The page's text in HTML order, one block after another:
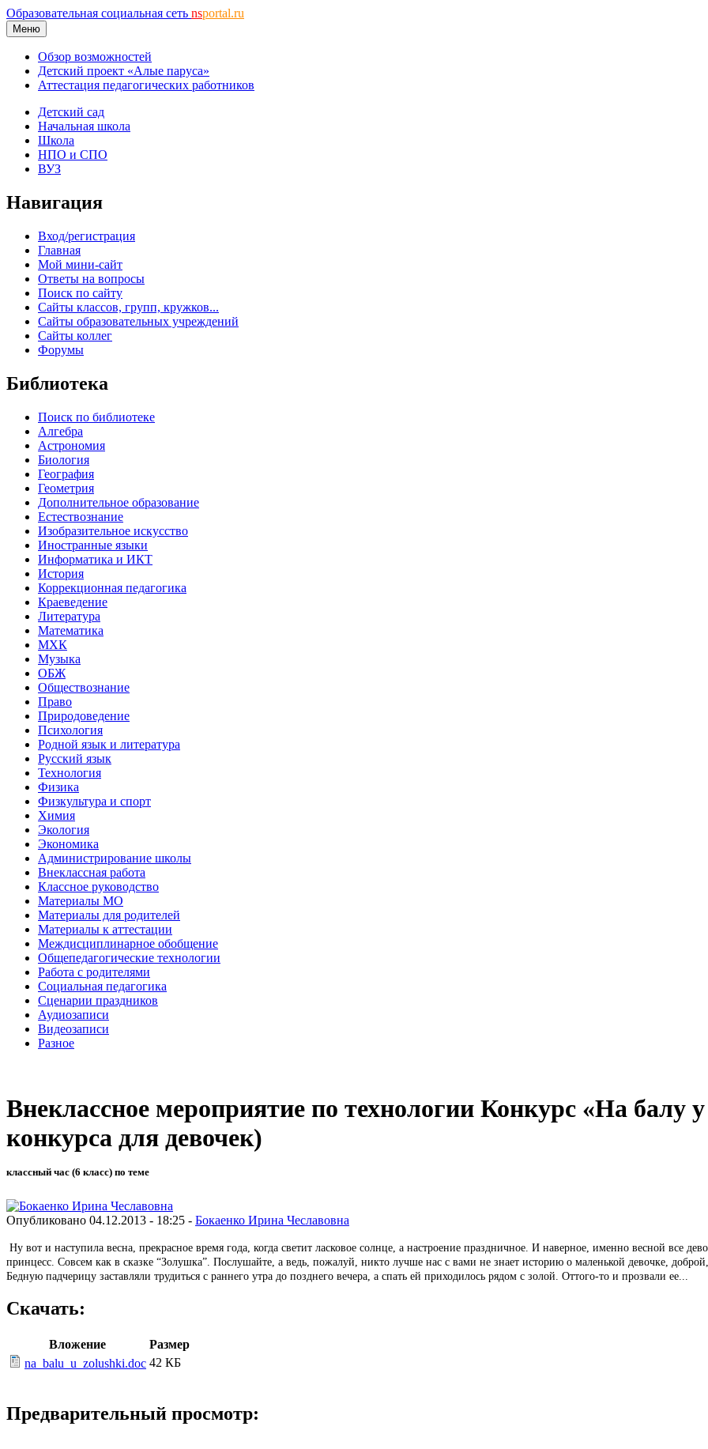
Образовательная социальная сеть nsportal.ru
Меню
Обзор возможностей
Детский проект «Алые паруса»
Аттестация педагогических работников
Детский сад
Начальная школа
Школа
НПО и СПО
ВУЗ
Навигация
Вход/регистрация
Главная
Мой мини-сайт
Ответы на вопросы
Поиск по сайту
Сайты классов, групп, кружков...
Сайты образовательных учреждений
Сайты коллег
Форумы
Библиотека
Поиск по библиотеке
Алгебра
Астрономия
Биология
География
Геометрия
Дополнительное образование
Естествознание
Изобразительное искусство
Иностранные языки
Информатика и ИКТ
История
Коррекционная педагогика
Краеведение
Литература
Математика
МХК
Музыка
ОБЖ
Обществознание
Право
Природоведение
Психология
Родной язык и литература
Русский язык
Технология
Физика
Физкультура и спорт
Химия
Экология
Экономика
Администрирование школы
Внеклассная работа
Классное руководство
Материалы МО
Материалы для родителей
Материалы к аттестации
Междисциплинарное обобщение
Общепедагогические технологии
Работа с родителями
Социальная педагогика
Сценарии праздников
Аудиозаписи
Видеозаписи
Разное
Внеклассное мероприятие по технологии Конкурс «На балу
конкурса для девочек)
классный час (6 класс) по теме
Опубликовано 04.12.2013 - 18:25 - Бокаенко Ирина Чеславовна
Ну вот и наступила весна, прекрасное время года, когда светит ласковое солнце, а настроение праздничное. И наверное, именно весной все
принцесс. Совсем как в сказке “Золушка”. Послушайте, а ведь, пожалуй, никто лучше нас с вами не знает историю о маленькой девочке,
Бедную падчерицу заставляли трудиться с раннего утра до позднего вечера, а спать ей приходилось рядом с золой. Оттого-то и прозвали ее...
Скачать:
Вложение
Размер
na_balu_u_zolushki.doc 42 КБ
Предварительный просмотр: